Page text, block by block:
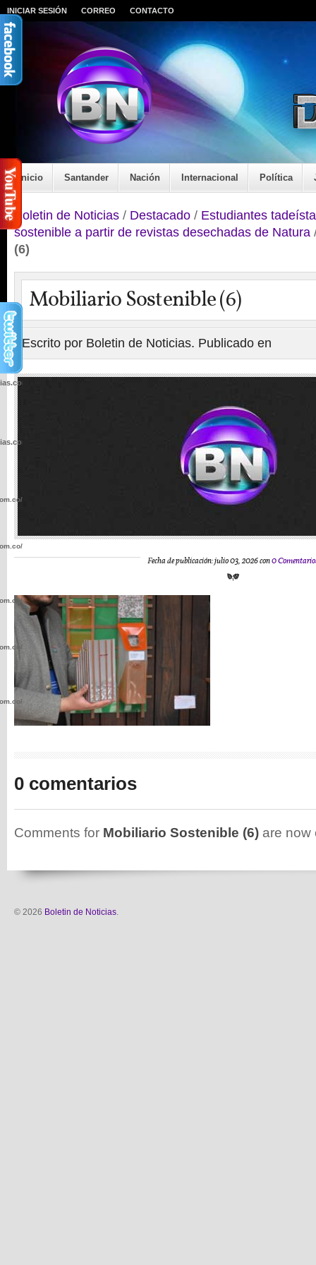
INICIAR SESIÓN CORREO CONTACTO
Inicio Santander Nación Internacional Política
Boletin de Noticias / Destacado / Estudiantes
sostenible a partir de revistas desechadas de Natura
(6)
Mobiliario Sostenible (6)
Escrito por Boletin de Noticias. Publicado en
Fecha de publicación: julio 03, 2026 con0
0 comentarios
Comments for Mobiliario Sostenible (6) are now
© 2026 Boletin de Noticias.
wp-
wp-
wp-
wp-
wp-
wp-
wp-
wp-
wp-